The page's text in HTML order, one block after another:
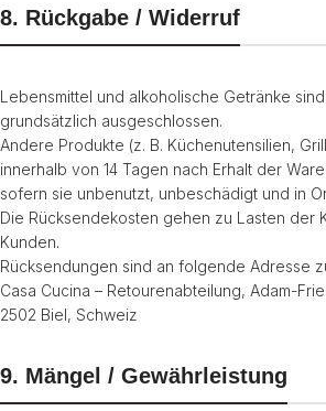
8. Rückgabe / Widerruf
Lebensmittel und alkoholische Getränke
grundsätzlich ausgeschlossen.
Andere Produkte (z. B. Küchenutensilien,
innerhalb von 14 Tagen nach Erhalt der
sofern sie unbenutzt, unbeschädigt und in
Die Rücksendekosten gehen zu Lasten der
Kunden.
Rücksendungen sind an folgende Adresse
Casa Cucina – Retourenabteilung, Adam-
2502 Biel, Schweiz
9. Mängel / Gewährleistung